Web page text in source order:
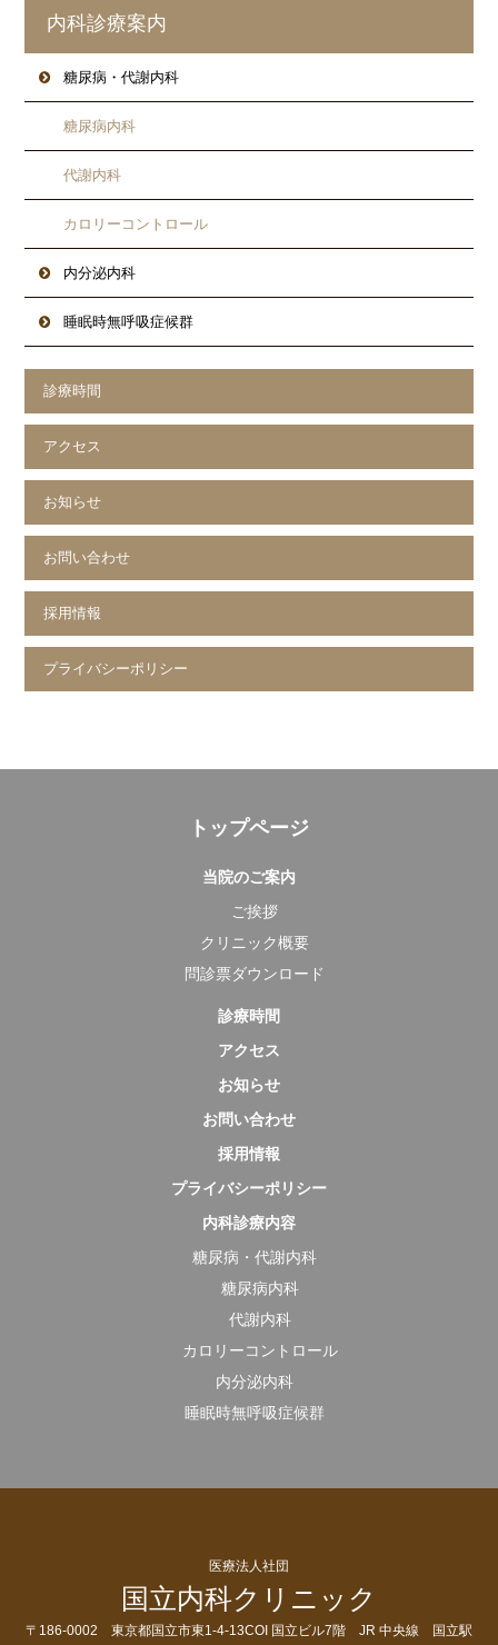
内科診療案内
糖尿病・代謝内科
糖尿病内科
代謝内科
カロリーコントロール
内分泌内科
睡眠時無呼吸症候群
診療時間
アクセス
お知らせ
お問い合わせ
採用情報
プライバシーポリシー
トップページ
当院のご案内
ご挨拶
クリニック概要
問診票ダウンロード
診療時間
アクセス
お知らせ
お問い合わせ
採用情報
プライバシーポリシー
内科診療内容
糖尿病・代謝内科
糖尿病内科
代謝内科
カロリーコントロール
内分泌内科
睡眠時無呼吸症候群
医療法人社団
国立内科クリニック
〒186-0002 東京都国立市東1-4-13COI 国立ビル7階 JR 中央線 国立駅